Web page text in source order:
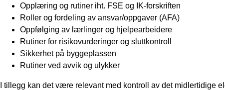
Opplæring og rutiner iht. FSE og IK-forskriften
Roller og fordeling av ansvar/oppgaver (AFA)
Oppfølging av lærlinger og hjelpearbeidere
Rutiner for risikovurderinger og sluttkontroll
Sikkerhet på byggeplassen
Rutiner ved avvik og ulykker
I tillegg kan det være relevant med kontroll av det midlertidige